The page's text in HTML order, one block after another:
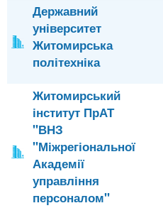
Державний
університет
Житомирська
політехніка
Житомирський
інститут ПрАТ
"ВНЗ
"Міжрегіональної
Академії
управління
персоналом"